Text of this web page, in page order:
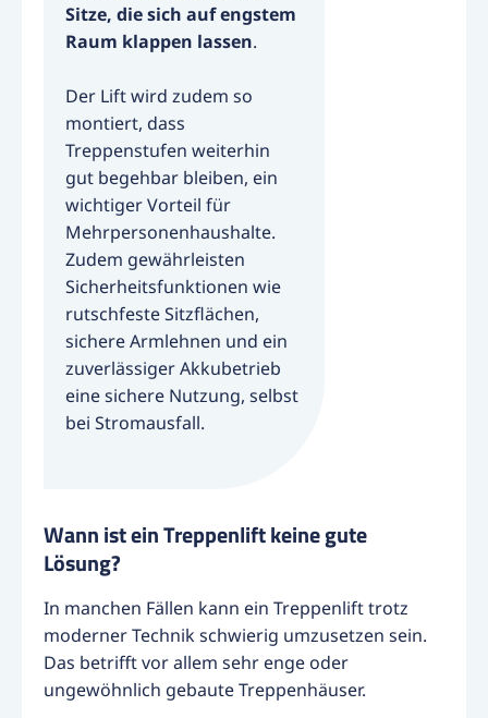
Sitze, die sich auf engstem
Raum klappen lassen.
Der Lift wird zudem so
montiert, dass
Treppenstufen weiterhin
gut begehbar bleiben, ein
wichtiger Vorteil für
Mehrpersonenhaushalte.
Zudem gewährleisten
Sicherheitsfunktionen wie
rutschfeste Sitzflächen,
sichere Armlehnen und ein
zuverlässiger Akkubetrieb
eine sichere Nutzung, selbst
bei Stromausfall.
Wann ist ein Treppenlift keine gute
Lösung?
In manchen Fällen kann ein Treppenlift trotz
moderner Technik schwierig umzusetzen sein.
Das betrifft vor allem sehr enge oder
ungewöhnlich gebaute Treppenhäuser.